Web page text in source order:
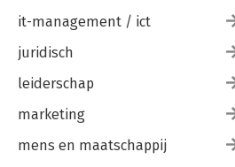
it-management / ict
juridisch
leiderschap
marketing
mens en maatschappij